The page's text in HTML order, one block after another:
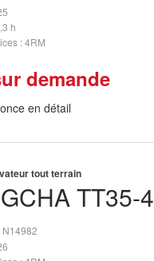
h
4RM
demande
en détail
TT35-4
tout terrain
N14982